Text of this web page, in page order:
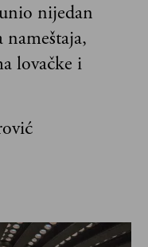
nijedan
lovačke i